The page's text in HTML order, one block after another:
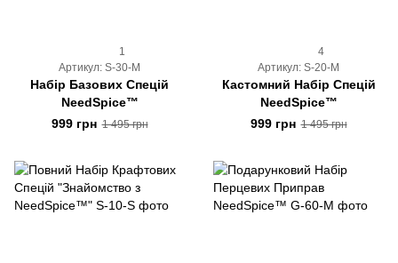
1
Артикул: S-30-M
Набір Базових Спецій
NeedSpice™
999 грн 1 495 грн
4
Артикул: S-20-M
Кастомний Набір Спецій
NeedSpice™
999 грн 1 495 грн